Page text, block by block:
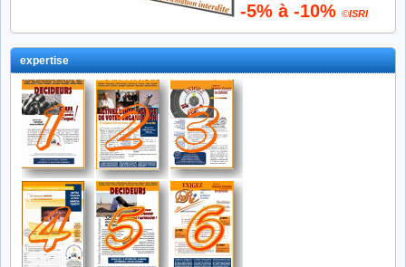
-5% à -10% ©ISRI
expertise